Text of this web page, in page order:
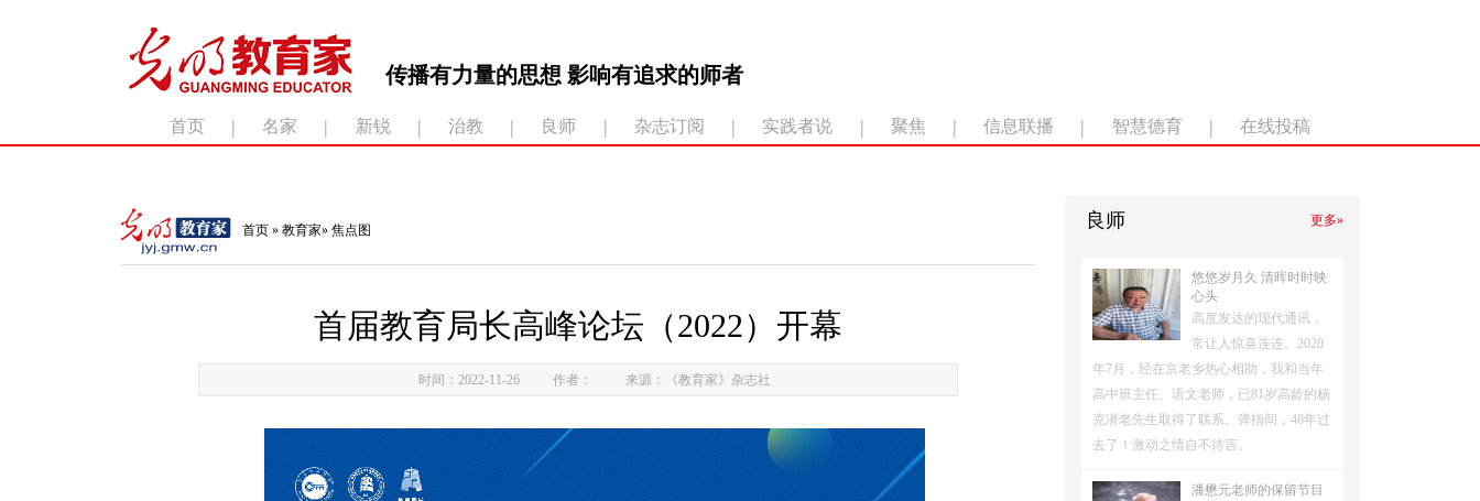
传播有力量的思想 影响有追求的师者
首页 | 名家 | 新锐 | 治教 | 良师 | 杂志订阅 | 实践者说 | 聚焦 | 信息联播 | 智慧德育 | 在线投稿
首页» 教育家» 焦点图
首届教育局长高峰论坛（2022）开幕
时间：2022-11-26 作者： 来源：《教育家》杂志社
良师 更多»
悠悠岁月久 清晖时时映
心头
高度发达的现代通讯，
常让人惊喜连连。2020
年7月，经在京老乡热心相助，我和当年
高中班主任、语文老师，已81岁高龄的杨
克潜老先生取得了联系。弹指间，48年过
去了！激动之情自不待言。
潘懋元老师的保留节目